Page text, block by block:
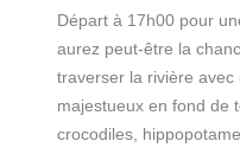
Départ à 17h00 pour
aurez peut-être la
traverser la rivière avec
majestueux en fond de
crocodiles,